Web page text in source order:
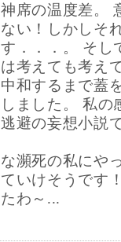
神席の温度差。
ない！しかしそ
す．．．。 そし
は考えても考え
中和するまで蓋
しました。 私
逃避の妄想小説
な瀕死の私にや
ていけそうです
たわ～...